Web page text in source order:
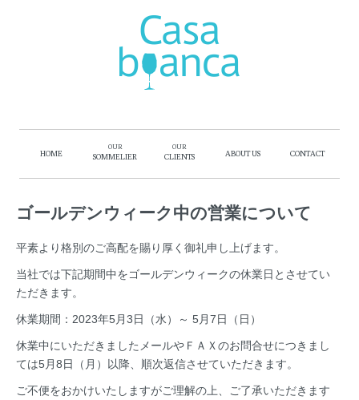
HOME
OUR
SOMMELIER
OUR
CLIENTS ABOUT US CONTACT
ゴールデンウィーク中の営業について
平素より格別のご高配を賜り厚く御礼申し上げます。
当社では下記期間中をゴールデンウィークの休業日とさせてい
ただきます。
休業期間：2023年5月3日（水）～ 5月7日（日）
休業中にいただきましたメールやＦＡＸのお問合せにつきまし
ては5月8日（月）以降、順次返信させていただきます。
ご不便をおかけいたしますがご理解の上、ご了承いただきます